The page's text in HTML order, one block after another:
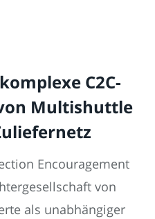
C2C-
Multishuttle
Encouragement
von
als unabhängiger